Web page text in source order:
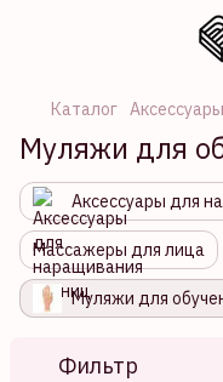
Каталог Аксессуары
Муляжи для
Аксессуары для
Массажеры для лица
Муляжи для
Фильтр